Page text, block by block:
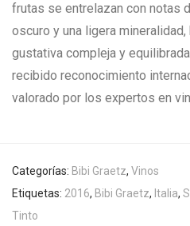
frutas se entrelazan con notas
oscuro y una ligera
gustativa compleja y
recibido reconocimiento
valorado por los expertos en
Categorías: Bibi Graetz, Vinos
Etiquetas: 2016, Bibi Graetz, Italia,
Tinto